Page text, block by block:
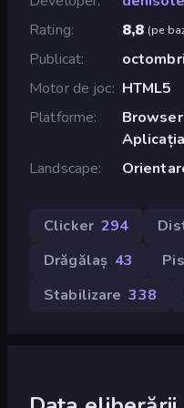
Rating
8,8 (pe
Publicat
Motor de joc HTML5
Platforme
Landscape
Clicker 294
Drăgălaș 43
Stabilizare 338